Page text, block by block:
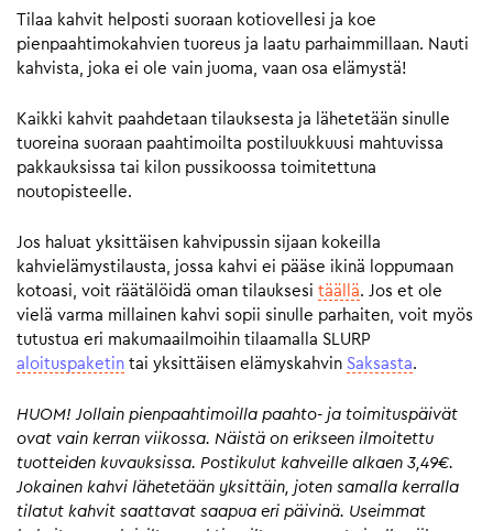
Tilaa kahvit helposti suoraan kotiovellesi ja koe
pienpaahtimokahvien tuoreus ja laatu parhaimmillaan. Nauti
kahvista, joka ei ole vain juoma, vaan osa elämystä!
Kaikki kahvit paahdetaan tilauksesta ja lähetetään sinulle
tuoreina suoraan paahtimoilta postiluukkuusi mahtuvissa
pakkauksissa tai kilon pussikoossa toimitettuna
noutopisteelle.
Jos haluat yksittäisen kahvipussin sijaan kokeilla
kahvielämystilausta, jossa kahvi ei pääse ikinä loppumaan
kotoasi, voit räätälöidä oman tilauksesi täällä. Jos et ole
vielä varma millainen kahvi sopii sinulle parhaiten, voit myös
tutustua eri makumaailmoihin tilaamalla SLURP
aloituspaketin tai yksittäisen elämyskahvin Saksasta.
HUOM! Jollain pienpaahtimoilla paahto- ja toimituspäivät
ovat vain kerran viikossa. Näistä on erikseen ilmoitettu
tuotteiden kuvauksissa. Postikulut kahveille alkaen 3,49€.
Jokainen kahvi lähetetään yksittäin, joten samalla kerralla
tilatut kahvit saattavat saapua eri päivinä. Useimmat